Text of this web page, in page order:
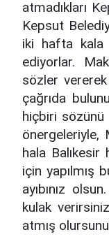
atmadıkları
Kepsut
iki hafta kala
ediyorlar.
sözler
çağrıda
hiçbiri sözünü
önergeleriyle,
hala
için yapılmış
ayıbınız
kulak
atmış